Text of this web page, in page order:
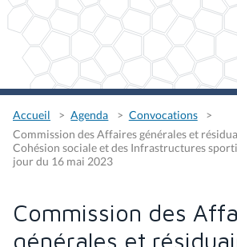
Accueil Agenda
Convocations
Commission des Affaires générales et
Cohésion sociale et des Infrastructures
jour du 16 mai 2023
Commission des
générales et